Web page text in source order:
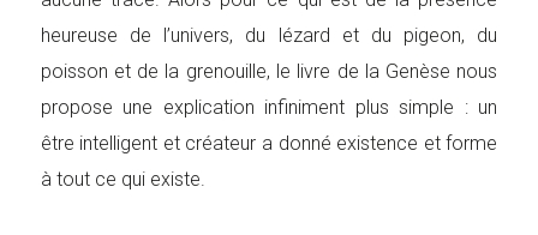
heureuse de l’univers, du lézard et du pigeon, du
poisson et de la grenouille, le livre de la Genèse nous
propose une explication infiniment plus simple : un
être intelligent et créateur a donné existence et forme
à tout ce qui existe.